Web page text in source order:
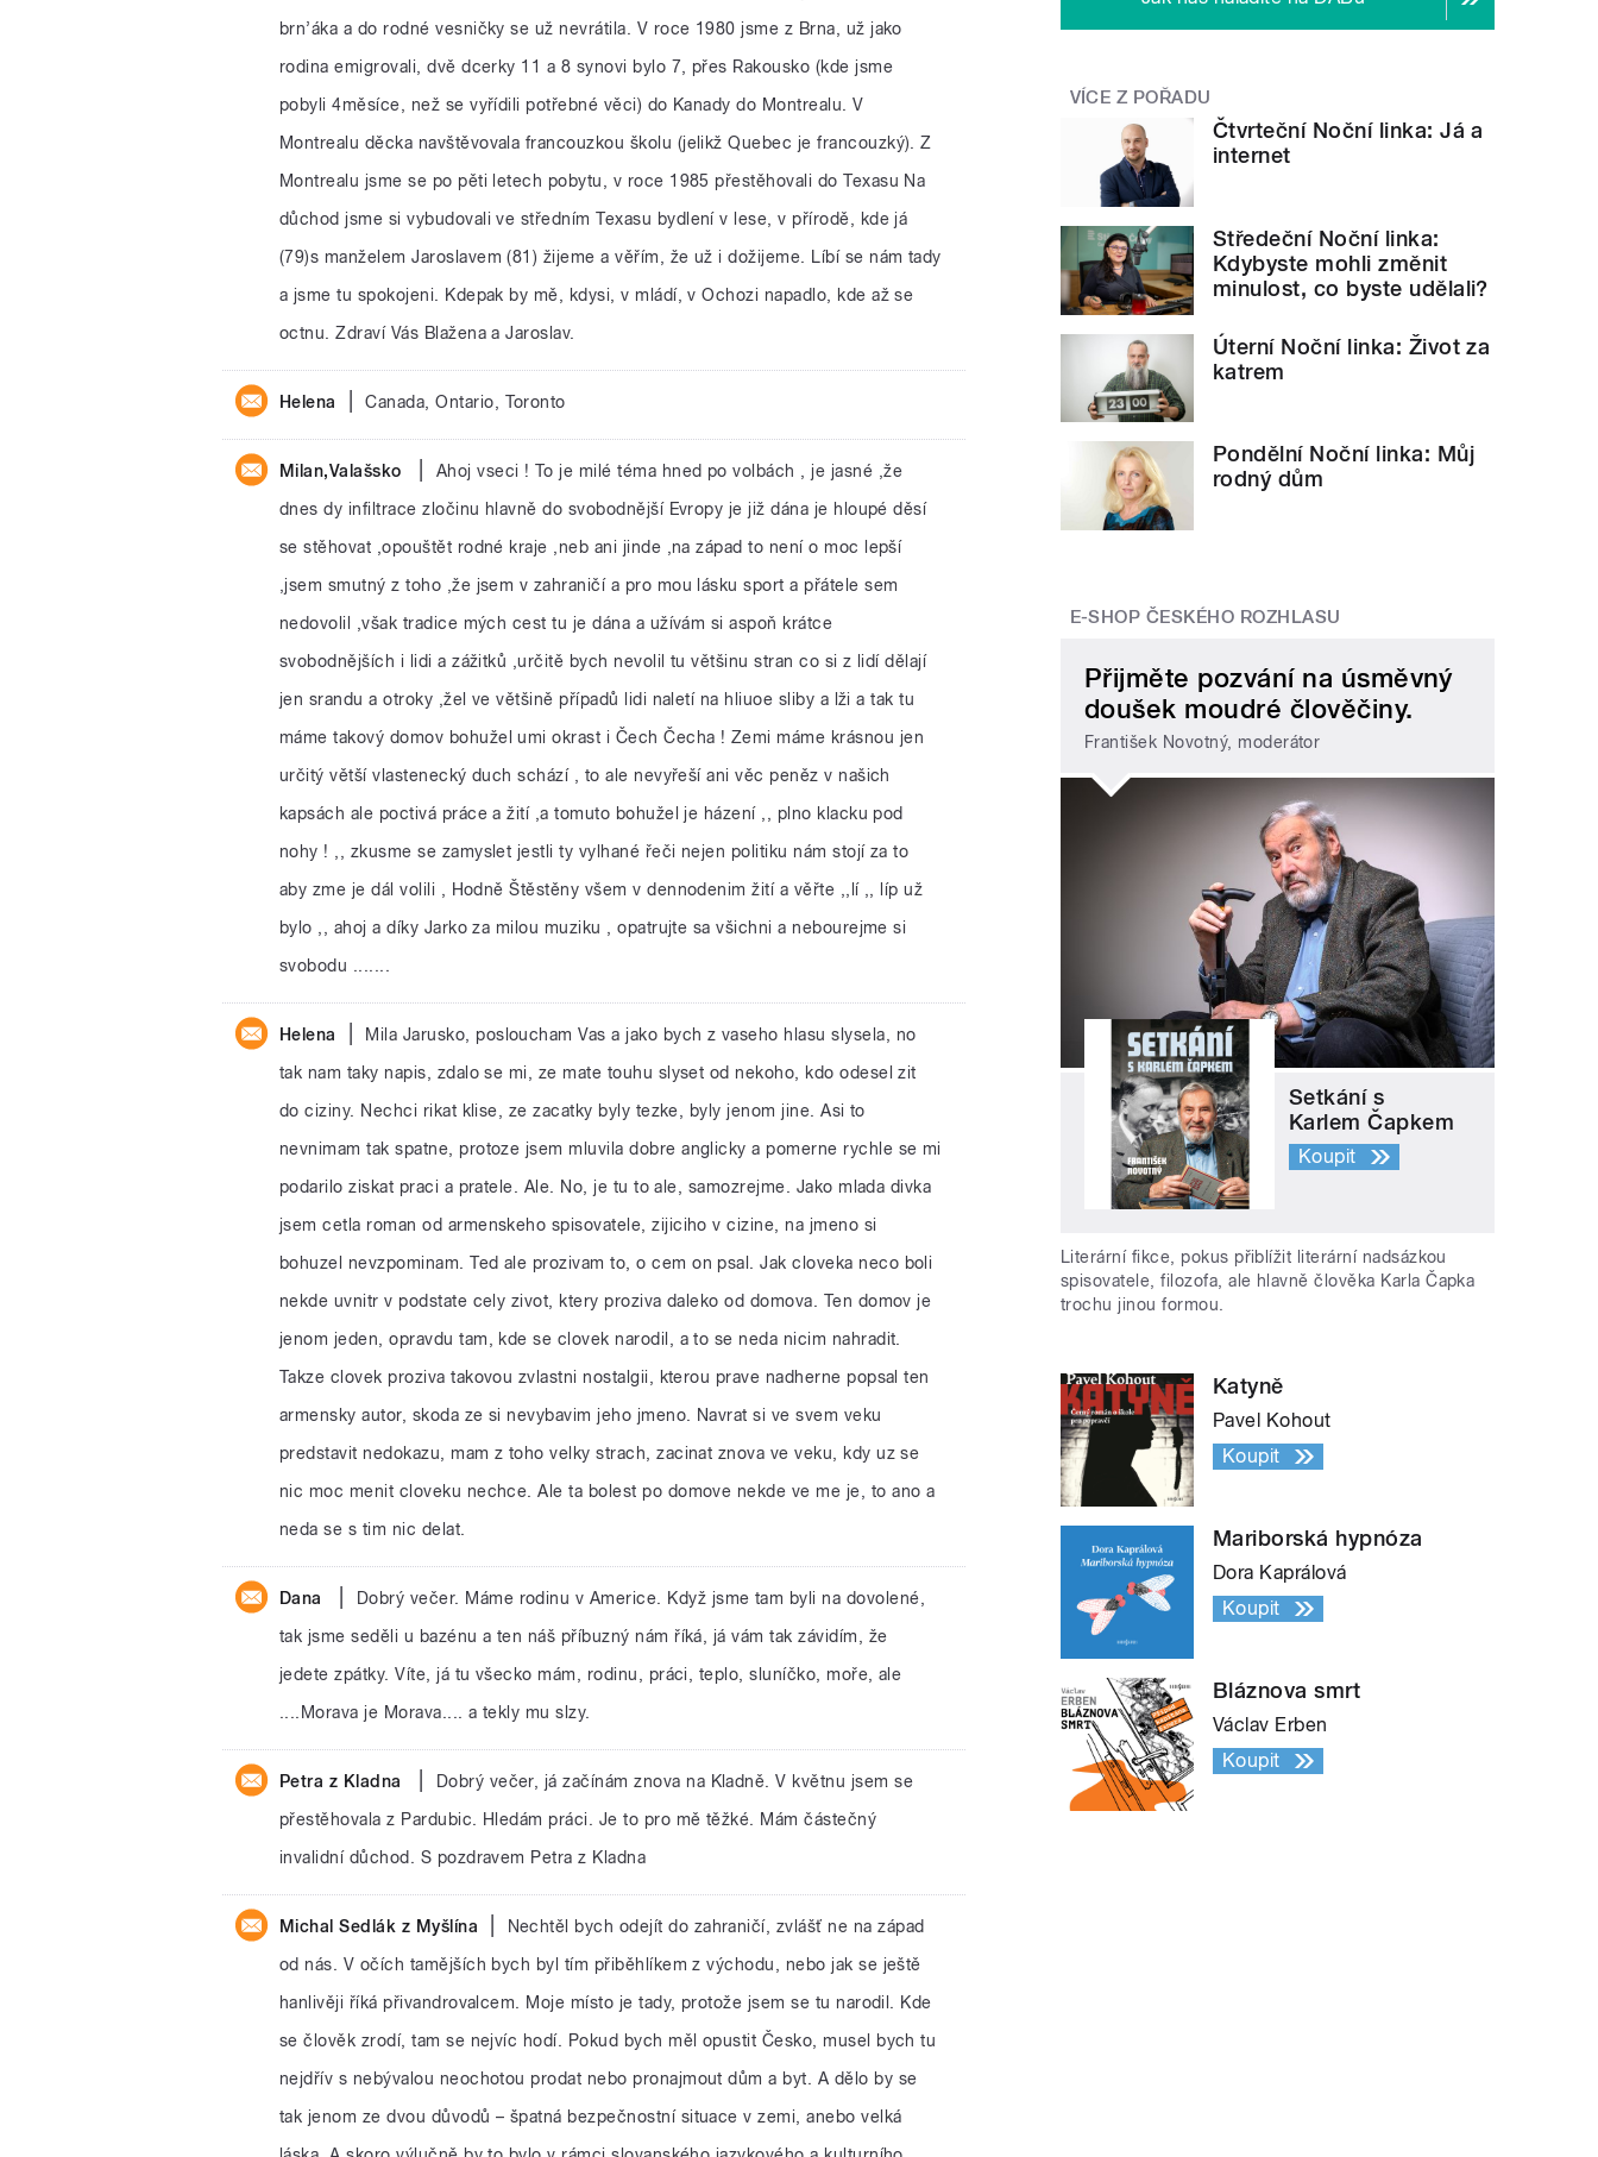
brn’áka a do rodné vesničky se už nevrátila. V roce 1980 jsme z Brna, už jako
rodina emigrovali, dvě dcerky 11 a 8 synovi bylo 7, přes Rakousko (kde jsme
pobyli 4měsíce, než se vyřídili potřebné věci) do Kanady do Montrealu. V
Montrealu děcka navštěvovala francouzkou školu (jelikž Quebec je francouzký). Z
Montrealu jsme se po pěti letech pobytu, v roce 1985 přestěhovali do Texasu Na
důchod jsme si vybudovali ve středním Texasu bydlení v lese, v přírodě, kde já
(79)s manželem Jaroslavem (81) žijeme a věřím, že už i dožijeme. Líbí se nám tady
a jsme tu spokojeni. Kdepak by mě, kdysi, v mládí, v Ochozi napadlo, kde až se
octnu. Zdraví Vás Blažena a Jaroslav.
Helena Canada, Ontario, Toronto
Milan,Valašsko
Ahoj vseci ! To je milé téma hned po volbách , je jasné ,že
dnes dy infiltrace zločinu hlavně do svobodnější Evropy je již dána je hloupé děsí
se stěhovat ,opouštět rodné kraje ,neb ani jinde ,na západ to není o moc lepší
,jsem smutný z toho ,že jsem v zahraničí a pro mou lásku sport a přátele sem
nedovolil ,však tradice mých cest tu je dána a užívám si aspoň krátce
svobodnějších i lidi a zážitků ,určitě bych nevolil tu většinu stran co si z lidí dělají
jen srandu a otroky ,žel ve většině případů lidi naletí na hliuoe sliby a lži a tak tu
máme takový domov bohužel umi okrast i Čech Čecha ! Zemi máme krásnou jen
určitý větší vlastenecký duch schází , to ale nevyřeší ani věc peněz v našich
kapsách ale poctivá práce a žití ,a tomuto bohužel je házení ,, plno klacku pod
nohy ! ,, zkusme se zamyslet jestli ty vylhané řeči nejen politiku nám stojí za to
aby zme je dál volili , Hodně Štěstěny všem v dennodenim žití a věřte ,,lí ,, líp už
bylo ,, ahoj a díky Jarko za milou muziku , opatrujte sa všichni a nebourejme si
svobodu .......
Helena
Mila Jarusko, posloucham Vas a jako bych z vaseho hlasu slysela, no
tak nam taky napis, zdalo se mi, ze mate touhu slyset od nekoho, kdo odesel zit
do ciziny. Nechci rikat klise, ze zacatky byly tezke, byly jenom jine. Asi to
nevnimam tak spatne, protoze jsem mluvila dobre anglicky a pomerne rychle se mi
podarilo ziskat praci a pratele. Ale. No, je tu to ale, samozrejme. Jako mlada divka
jsem cetla roman od armenskeho spisovatele, zijiciho v cizine, na jmeno si
bohuzel nevzpominam. Ted ale prozivam to, o cem on psal. Jak cloveka neco boli
nekde uvnitr v podstate cely zivot, ktery proziva daleko od domova. Ten domov je
jenom jeden, opravdu tam, kde se clovek narodil, a to se neda nicim nahradit.
Takze clovek proziva takovou zvlastni nostalgii, kterou prave nadherne popsal ten
armensky autor, skoda ze si nevybavim jeho jmeno. Navrat si ve svem veku
predstavit nedokazu, mam z toho velky strach, zacinat znova ve veku, kdy uz se
nic moc menit cloveku nechce. Ale ta bolest po domove nekde ve me je, to ano a
neda se s tim nic delat.
Dana
Dobrý večer. Máme rodinu v Americe. Když jsme tam byli na dovolené,
tak jsme seděli u bazénu a ten náš příbuzný nám říká, já vám tak závidím, že
jedete zpátky. Víte, já tu všecko mám, rodinu, práci, teplo, sluníčko, moře, ale
....Morava je Morava.... a tekly mu slzy.
Petra z Kladna
Dobrý večer, já začínám znova na Kladně. V květnu jsem se
přestěhovala z Pardubic. Hledám práci. Je to pro mě těžké. Mám částečný
invalidní důchod. S pozdravem Petra z Kladna
Michal Sedlák z Myšlína
Nechtěl bych odejít do zahraničí, zvlášť ne na západ
od nás. V očích tamějších bych byl tím přiběhlíkem z východu, nebo jak se ještě
hanlivěji říká přivandrovalcem. Moje místo je tady, protože jsem se tu narodil. Kde
se člověk zrodí, tam se nejvíc hodí. Pokud bych měl opustit Česko, musel bych tu
nejdřív s nebývalou neochotou prodat nebo pronajmout dům a byt. A dělo by se
tak jenom ze dvou důvodů – špatná bezpečnostní situace v zemi, anebo velká
VÍCE Z POŘADU
Čtvrteční Noční linka: Já a
internet
Středeční Noční linka:
Kdybyste mohli změnit
minulost, co byste udělali?
Úterní Noční linka: Život za
katrem
Pondělní Noční linka: Můj
rodný dům
E-SHOP ČESKÉHO ROZHLASU
Přijměte pozvání na úsměvný
doušek moudré člověčiny.
František Novotný, moderátor
Setkání s
Karlem Čapkem
Koupit
Literární fikce, pokus přiblížit literární nadsázkou
spisovatele, filozofa, ale hlavně člověka Karla Čapka
trochu jinou formou.
Katyně
Pavel Kohout
Koupit
Mariborská hypnóza
Dora Kaprálová
Koupit
Bláznova smrt
Václav Erben
Koupit